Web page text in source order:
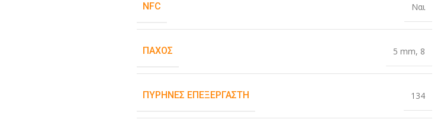
NFC Ναι
ΠΆΧΟΣ 5 mm, 8
ΠΥΡΉΝΕΣ ΕΠΕΞΕΡΓΑΣΤΉ 134